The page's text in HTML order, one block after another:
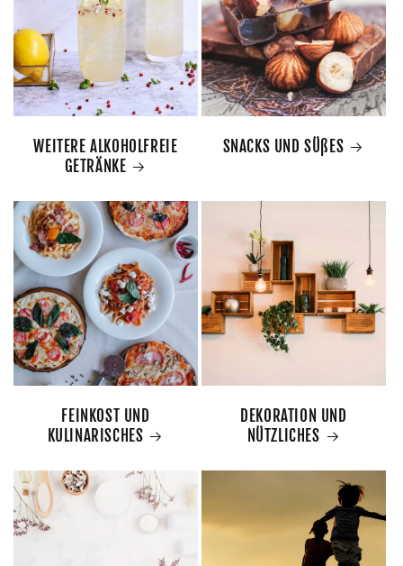
WEITERE ALKOHOLFREIE
GETRÄNKE
SNACKS UND SÜßES
FEINKOST UND
KULINARISCHES
DEKORATION UND
NÜTZLICHES